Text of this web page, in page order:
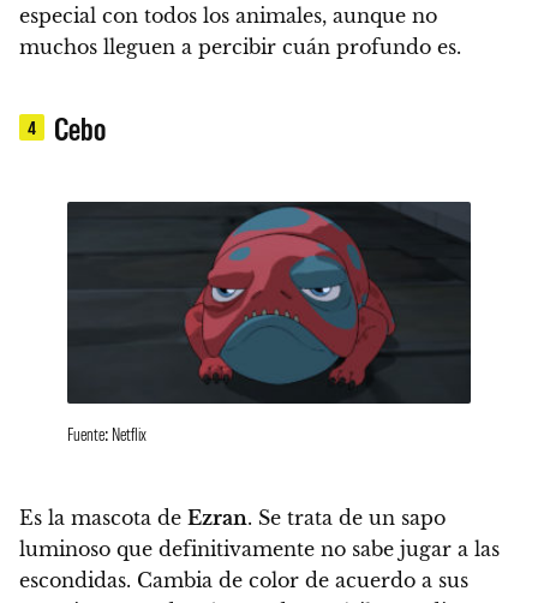
especial con todos los animales, aunque no
muchos lleguen a percibir cuán profundo es.
4 Cebo
Fuente: Netflix
Es la mascota de Ezran. Se trata de un sapo
luminoso que definitivamente no sabe jugar a las
escondidas. Cambia de color de acuerdo a sus